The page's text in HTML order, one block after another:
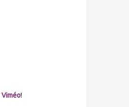
Viméo!